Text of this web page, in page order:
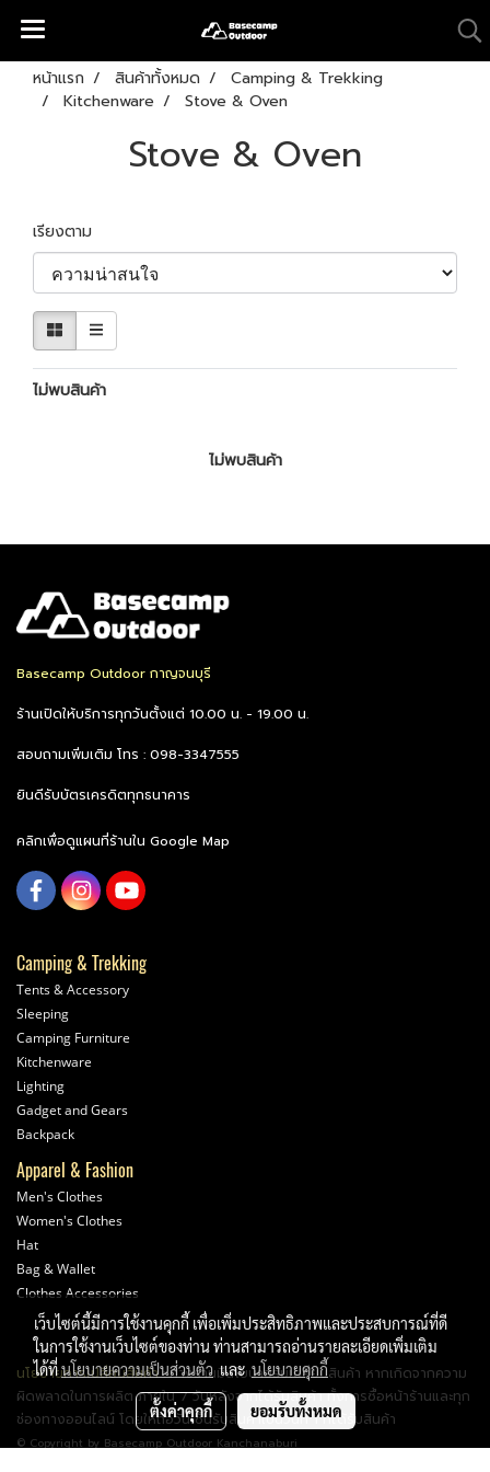
หน้าแรก สินค้าทั้งหมด
Camping & Trekking
Kitchenware
Stove & Oven
Stove & Oven
เรียงตาม
ไม่พบสินค้า
ไม่พบสินค้า
Basecamp Outdoor กาญจนบุรี
ร้านเปิดให้บริการทุกวันตั้งแต่ 10.00 น. - 19.00 น.
สอบถามเพิ่มเติม โทร : 098-3347555
ยินดีรับบัตรเครดิตทุกธนาคาร
คลิกเพื่อดูแผนที่ร้านใน Google Map
Camping & Trekking
Tents & Accessory
Sleeping
Camping Furniture
Kitchenware
Lighting
Gadget and Gears
Backpack
Apparel & Fashion
Men's Clothes
Women's Clothes
Hat
Bag & Wallet
Clothes Accessories
นโยบายการเปลี่ยนสินค้า: ทางร้านมีนโยบายรับเปลี่ยนสินค้า หากเกิดจากความ
ผิดพลาดในการผลิต ภายใน 7 วันหลังจากได้รับสินค้า ทั้งการซื้อหน้าร้านและทุก
ช่องทางออนไลน์ โดยให้ถือวันเซ็นรับสินค้าเป็นวันที่ 1 ที่ได้รับสินค้า
© Copyright by Basecamp Outdoor Kanchanaburi
เว็บไซต์นี้มีการใช้งานคุกกี้ เพื่อเพิ่มประสิทธิภาพและประสบการณ์ที่ดี
ในการใช้งานเว็บไซต์ของท่าน ท่านสามารถอ่านรายละเอียดเพิ่มเติม
ได้ที่นโยบายความเป็นส่วนตัวและนโยบายคุกกี้
ตั้งค่าคุกกี้ ยอมรับทั้งหมด